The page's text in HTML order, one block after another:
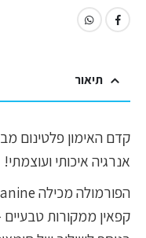
תיאור
קדם האימון פלטינום
אנרגיה איכותי ועוצמתי!